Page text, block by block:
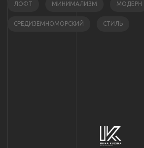
ЛОФТ МИНИМАЛИЗМ МОДЕРН
СРЕДИЗЕМНОМОРСКИЙ СТИЛЬ